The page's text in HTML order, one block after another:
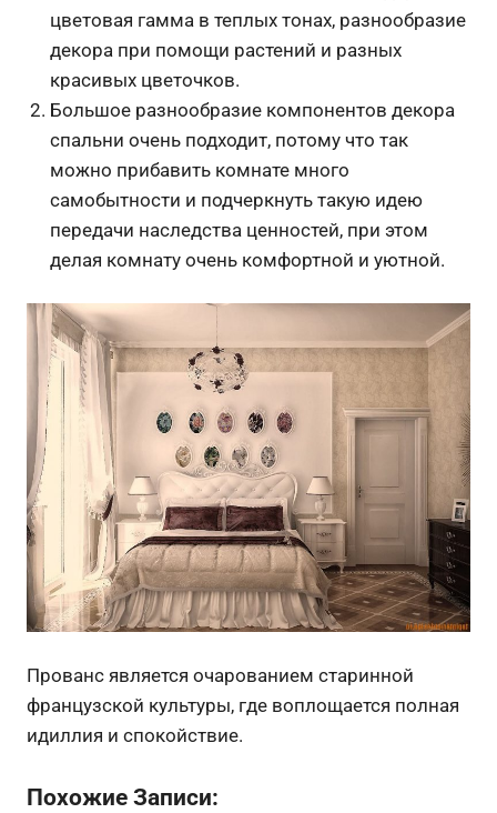
цветовая гамма в теплых тонах, разнообразие
декора при помощи растений и разных
красивых цветочков.
Большое разнообразие компонентов декора
спальни очень подходит, потому что так
можно прибавить комнате много
самобытности и подчеркнуть такую идею
передачи наследства ценностей, при этом
делая комнату очень комфортной и уютной.
Прованс является очарованием старинной
французской культуры, где воплощается полная
идиллия и спокойствие.
Похожие Записи: